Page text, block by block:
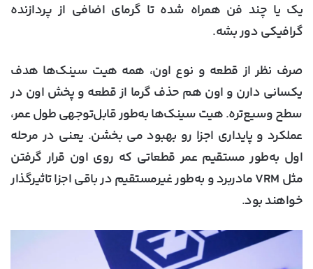
یک یا چند فن همراه شده تا گرمای اضافی از پردازنده
گرافیکی دور بشه.
صرف نظر از قطعه و نوع اون، همه هیت سینک‌ها هدف
یکسانی دارن و اون هم حذف گرما از قطعه و پخش اون در
سطح وسیع‌تره. هیت سینک‌ها به‌طور قابل‌توجهی طول عمر،
عملکرد و پایداری اجزا رو بهبود می بخشن. یعنی در مرحله
اول به‌طور مستقیم عمر قطعاتی که روی اون قرار گرفتن
مثل VRM مادربرد و به‌طور غیرمستقیم در باقی اجزا تاثیرگذار
خواهند بود.